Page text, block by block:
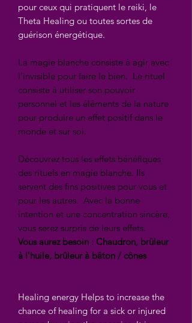
pour ceux qui pratiquent le reiki, le
Theta Healing ou toutes sortes de
guérison énergétique.
La magie blanche consiste à agir avec
l’invisible pour faire le bien. Le rituel
consiste à utiliser son pouvoir
personnel et les éléments de la nature
pour produire un effet positif dans le
monde et sur soi.
Découvrez tous les effets bénéfiques
des rituels en magie blanche. Ils
servent des fins positives pour vous et
pour les autres. Avec la bonne
intention et une concentration sincère,
vous serez surpris de leurs effets.
Vous aurez besoin : Chaudron, brûleur
à l'huile, brûleur à bâton / cônes
Healing energy Helps to increase the
chance of healing for a sick or injured